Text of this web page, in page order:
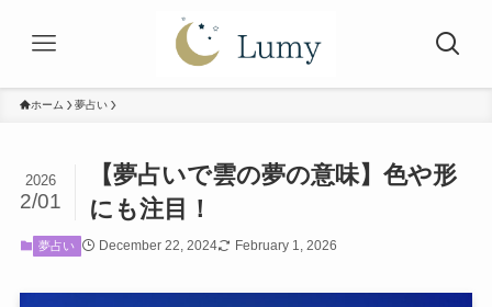
ホーム 夢占い
【夢占いで雲の夢の意味】色や形
にも注目！
2026
2/01
夢占い December 22, 2024 February 1, 2026